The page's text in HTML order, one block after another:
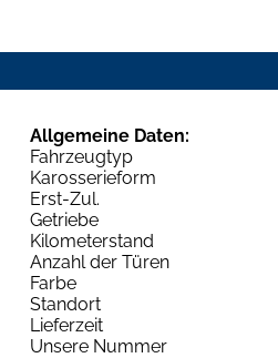
Allgemeine Daten:
Fahrzeugtyp
Karosserieform
Erst-Zul.
Getriebe
Kilometerstand
Anzahl der Türen
Farbe
Standort
Lieferzeit
Unsere Nummer